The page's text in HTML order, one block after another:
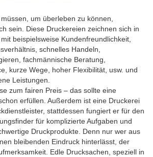
um überleben zu können,
sein. Diese Druckereien zeichnen sich in
beispielsweise Kundenfreundlichkeit,
schnelles Handeln,
fachmännische Beratung,
kurze Wege, hoher Flexibilität, usw. und
Leistungen.
zum fairen Preis – das sollte eine
erfüllen. Außerdem ist eine Druckerei
stattdessen fungiert er für den
für komplizierte Aufgaben und
Druckprodukte. Denn nur wer aus
bleibenden Eindruck hinterlässt, der
Edle Drucksachen, speziell in